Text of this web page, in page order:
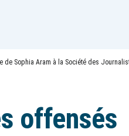
Sophia Aram à la Société des
offensés